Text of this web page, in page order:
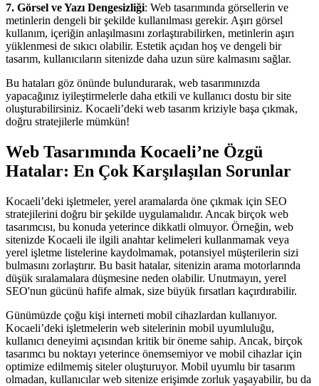
7. Görsel ve Yazı Dengesizliği: Web tasarımında görsellerin ve
metinlerin dengeli bir şekilde kullanılması gerekir. Aşırı görsel
kullanım, içeriğin anlaşılmasını zorlaştırabilirken, metinlerin aşırı
yüklenmesi de sıkıcı olabilir. Estetik açıdan hoş ve dengeli bir
tasarım, kullanıcıların sitenizde daha uzun süre kalmasını sağlar.
Bu hataları göz önünde bulundurarak, web tasarımınızda
yapacağınız iyileştirmelerle daha etkili ve kullanıcı dostu bir site
oluşturabilirsiniz. Kocaeli’deki web tasarım kriziyle başa çıkmak,
doğru stratejilerle mümkün!
Web Tasarımında Kocaeli’ne Özgü
Hatalar: En Çok Karşılaşılan Sorunlar
Kocaeli’deki işletmeler, yerel aramalarda öne çıkmak için SEO
stratejilerini doğru bir şekilde uygulamalıdır. Ancak birçok web
tasarımcısı, bu konuda yeterince dikkatli olmuyor. Örneğin, web
sitenizde Kocaeli ile ilgili anahtar kelimeleri kullanmamak veya
yerel işletme listelerine kaydolmamak, potansiyel müşterilerin sizi
bulmasını zorlaştırır. Bu basit hatalar, sitenizin arama motorlarında
düşük sıralamalara düşmesine neden olabilir. Unutmayın, yerel
SEO'nun gücünü hafife almak, size büyük fırsatları kaçırdırabilir.
Günümüzde çoğu kişi interneti mobil cihazlardan kullanıyor.
Kocaeli’deki işletmelerin web sitelerinin mobil uyumluluğu,
kullanıcı deneyimi açısından kritik bir öneme sahip. Ancak, birçok
tasarımcı bu noktayı yeterince önemsemiyor ve mobil cihazlar için
optimize edilmemiş siteler oluşturuyor. Mobil uyumlu bir tasarım
olmadan, kullanıcılar web sitenize erişimde zorluk yaşayabilir, bu da